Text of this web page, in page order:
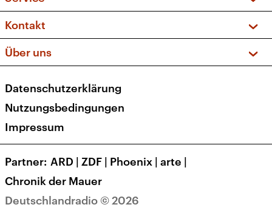
Musikliste
Kakadu – Das Kinderprogramm
Frequenzen (UKW + DAB+)
FAQ
Apps
Newsletter
Veranstaltungen
Kontakt
Social Media
Über uns
Presse
Karriere
Transparenz
Deutschlandradio © 2026
Datenschutzerklärung
Nutzungsbedingungen
Impressum
Partner ARD | ZDF | Phoenix | arte |
Chronik der Mauer